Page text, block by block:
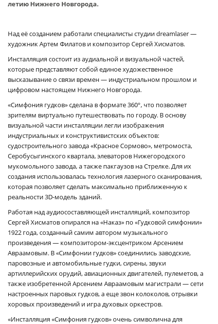
летию Нижнего Новгорода.
Над её созданием работали специалисты студии dreamlaser —
художник Артем Филатов и композитор Сергей Хисматов.
Инсталляция состоит из аудиальной и визуальной частей,
которые представляют собой единое художественное
высказывание о связи времен — индустриальном прошлом и
цифровом настоящем Нижнего Новгорода.
«Симфония гудков» сделана в формате 360°, что позволяет
зрителям виртуально путешествовать по городу. В основу
визуальной части инсталляции легли изображения
индустриальных и конструктивистских объектов:
судостроительного завода «Красное Сормово», метромоста,
Серобусыгинского квартала, элеваторов Нижегородского
мукомольного завода, а также пакгаузов на Стрелке. Для их
создания использовалась технология лазерного сканирования,
которая позволяет сделать максимально приближенную к
реальности 3D-модель зданий.
Работая над аудиосоставляющей инсталляций, композитор
Сергей Хисматов опирался на «Наказ» по «Гудковой симфонии»
1922 года, созданный самим автором музыкального
произведения — композитором-эксцентриком Арсением
Авраамовым. В «Симфонии гудков» соединились заводские,
паровозные и автомобильные гудки, сирены, звуки
артиллерийских орудий, авиационных двигателей, пулеметов, а
также изобретенной Арсением Авраамовым магистрали — сети
настроенных паровых гудков, а еще звон колоколов, отрывки
хоровых произведений и игра духовых оркестров.
«Инсталляция «Симфония гудков» очень символична для